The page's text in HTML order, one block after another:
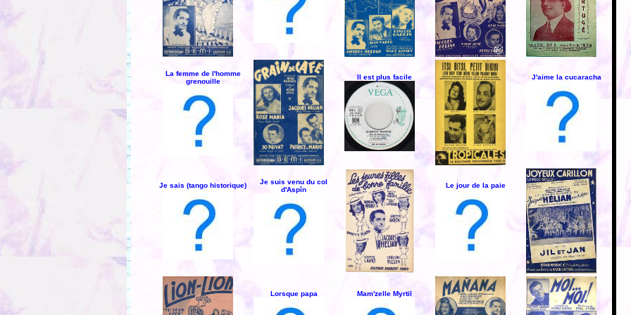
La femme de l'homme
grenouille
Il est plus facile J'aime la cucaracha
Je sais (tango historique)
Je suis venu du col
d'Aspîn
Le jour de la paie
Lorsque papa Mam'zelle Myrtil